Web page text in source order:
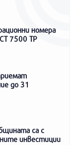
номера
7500 ТР
до 31
са с
инвестиции